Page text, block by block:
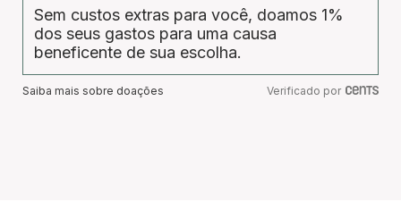
Sem custos extras para você, doamos 1%
dos seus gastos para uma causa
beneficente de sua escolha.
Saiba mais sobre doações Verificado por